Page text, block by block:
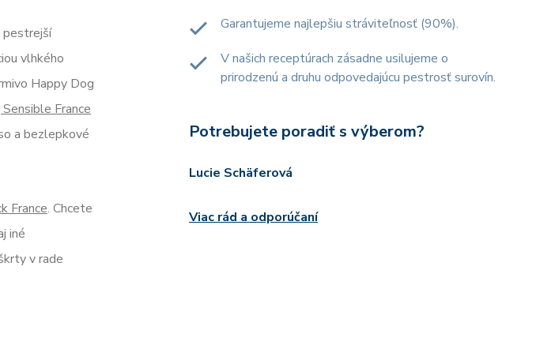
pestrejší
vlhkého
Happy Dog
France
a bezlepkové
France. Chcete
iné
v rade
Garantujeme najlepšiu stráviteľnosť (90%).
V našich receptúrach zásadne usilujeme o
prirodzenú a druhu odpovedajúcu pestrosť surovín.
Potrebujete poradiť s výberom?
Lucie Schäferová
Viac rád a odporúčaní